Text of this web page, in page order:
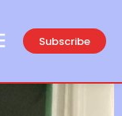
Subscribe